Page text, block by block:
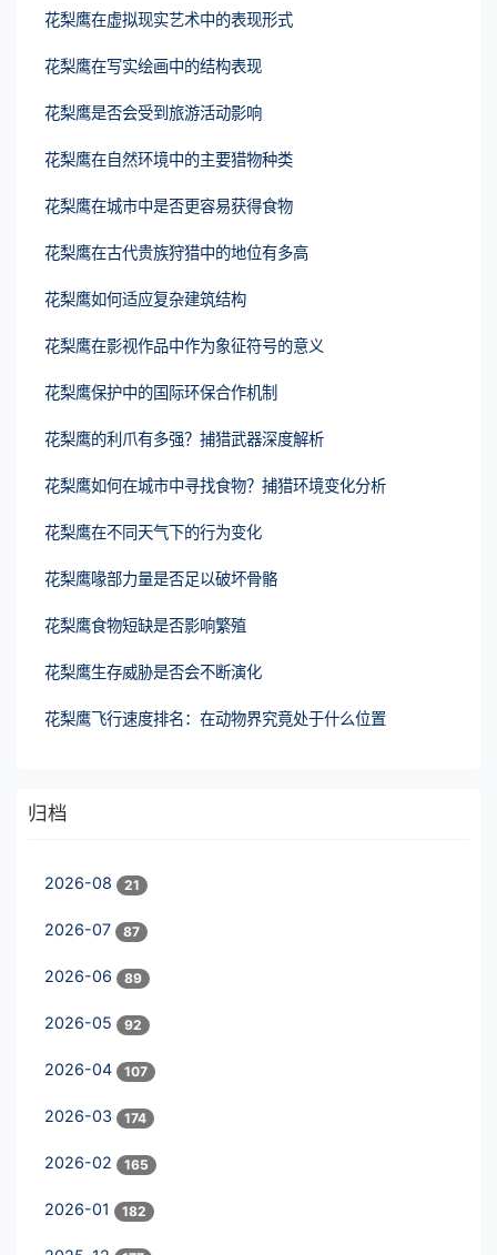
花梨鹰在虚拟现实艺术中的表现形式
花梨鹰在写实绘画中的结构表现
花梨鹰是否会受到旅游活动影响
花梨鹰在自然环境中的主要猎物种类
花梨鹰在城市中是否更容易获得食物
花梨鹰在古代贵族狩猎中的地位有多高
花梨鹰如何适应复杂建筑结构
花梨鹰在影视作品中作为象征符号的意义
花梨鹰保护中的国际环保合作机制
花梨鹰的利爪有多强？捕猎武器深度解析
花梨鹰如何在城市中寻找食物？捕猎环境变化分析
花梨鹰在不同天气下的行为变化
花梨鹰喙部力量是否足以破坏骨骼
花梨鹰食物短缺是否影响繁殖
花梨鹰生存威胁是否会不断演化
花梨鹰飞行速度排名：在动物界究竟处于什么位置
归档
2026-08 21
2026-07 87
2026-06 89
2026-05 92
2026-04 107
2026-03 174
2026-02 165
2026-01 182